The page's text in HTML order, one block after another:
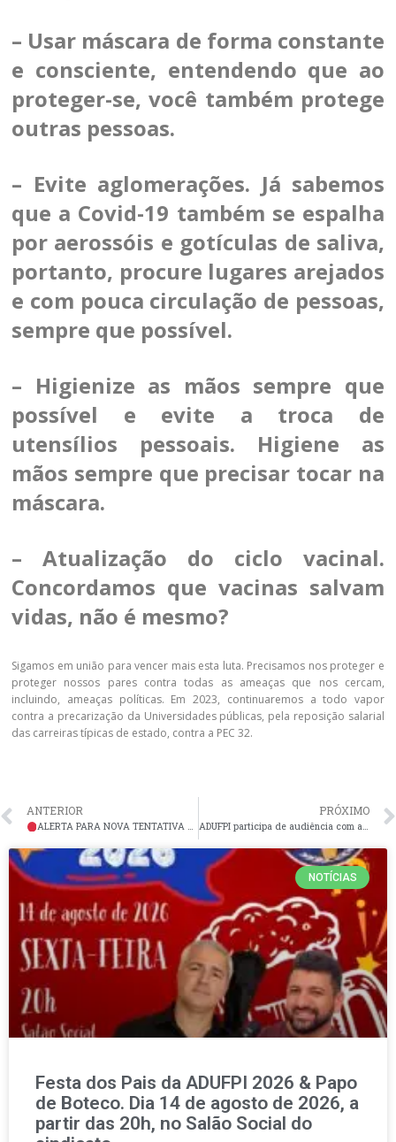
– Usar máscara de forma constante
e consciente, entendendo que ao
proteger-se, você também protege
outras pessoas.
– Evite aglomerações. Já sabemos
que a Covid-19 também se espalha
por aerossóis e gotículas de saliva,
portanto, procure lugares arejados
e com pouca circulação de pessoas,
sempre que possível.
– Higienize as mãos sempre que
possível e evite a troca de
utensílios pessoais. Higiene as
mãos sempre que precisar tocar na
máscara.
– Atualização do ciclo vacinal.
Concordamos que vacinas salvam
vidas, não é mesmo?
Sigamos em união para vencer mais esta luta. Precisamos nos proteger e
proteger nossos pares contra todas as ameaças que nos cercam,
incluindo, ameaças políticas. Em 2023, continuaremos a todo vapor
contra a precarização da Universidades públicas, pela reposição salarial
das carreiras típicas de estado, contra a PEC 32.
ANTERIOR
ALERTA PARA NOVA TENTATIVA DE GOLPE
PRÓXIMO
ADUFPI participa de audiência com a Superintendência de Recursos Humanos – SRH da UFPI, nesta terça-feira (29)
NOTÍCIAS
Festa dos Pais da ADUFPI 2026 & Papo
de Boteco. Dia 14 de agosto de 2026, a
partir das 20h, no Salão Social do